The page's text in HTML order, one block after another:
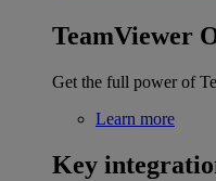
TeamViewer
Get the full power of
Learn more
Key